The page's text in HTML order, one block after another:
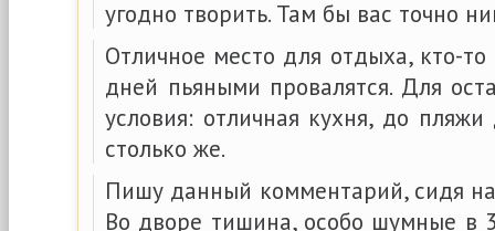
угодно творить. Там бы вас точно
Отличное место для отдыха, кто-
дней пьяными провалятся. Для
условия: отличная кухня, до
столько же.
Пишу данный комментарий, сидя
Во дворе тишина, особо шумные в